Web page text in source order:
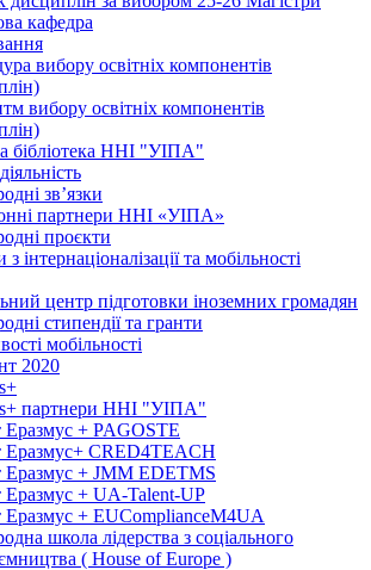
кафедра
вибору освітніх компонентів
вибору освітніх компонентів
бібліотека ННІ "УІПА"
зв’язки
партнери ННІ «УІПА»
проєкти
інтернаціоналізації та мобільності
центр підготовки іноземних громадян
стипендії та гранти
мобільності
2020
партнери ННІ "УІПА"
Еразмус + PAGOSTE
Еразмус+ CRED4TEACH
Еразмус + JMM EDETMS
Еразмус + UA-Talent-UP
Еразмус + EUComplianceM4UA
школа лідерства з соціального
( House of Europe )